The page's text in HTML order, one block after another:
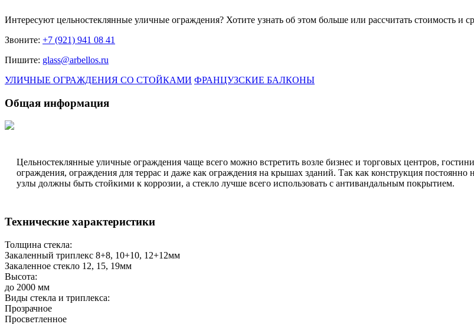
Интересуют цельностеклянные уличные ограждения? Хотите узнать об этом больше или рассчитать стоимость и
Звоните: +7 (921) 941 08 41
Пишите: glass@arbellos.ru
УЛИЧНЫЕ ОГРАЖДЕНИЯ СО СТОЙКАМИ ФРАНЦУЗСКИЕ БАЛКОНЫ
Общая информация
Цельностеклянные уличные ограждения чаще всего можно встретить возле бизнес и торговых центров,
ограждения, ограждения для террас и даже как ограждения на крышах зданий. Так как конструкция
узлы должны быть стойкими к коррозии, а стекло лучше всего использовать с антивандальным покрытием.
Технические характеристики
Толщина стекла:
Закаленный триплекс 8+8, 10+10, 12+12мм
Закаленное стекло 12, 15, 19мм
Высота:
до 2000 мм
Виды стекла и триплекса:
Прозрачное
Просветленное